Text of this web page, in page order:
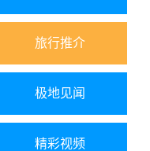
旅行推介
极地见闻
精彩视频